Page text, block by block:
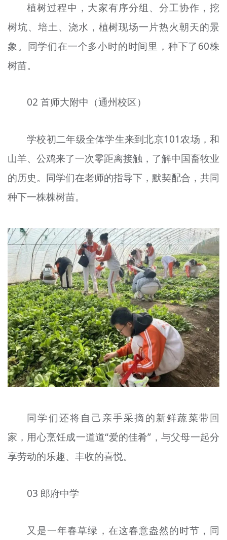
植树过程中，大家有序分组、分工协作，挖
树坑、培土、浇水，植树现场一片热火朝天的景
象。同学们在一个多小时的时间里，种下了60株
树苗。
02 首师大附中（通州校区）
学校初二年级全体学生来到北京101农场，和
山羊、公鸡来了一次零距离接触，了解中国畜牧业
的历史。同学们在老师的指导下，默契配合，共同
种下一株株树苗。
同学们还将自己亲手采摘的新鲜蔬菜带回
家，用心烹饪成一道道“爱的佳肴”，与父母一起分
享劳动的乐趣、丰收的喜悦。
03 郎府中学
又是一年春草绿，在这春意盎然的时节，同